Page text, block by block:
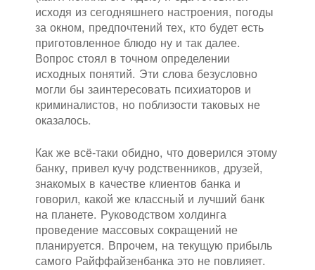
исходя из сегодняшнего настроения, погоды
за окном, предпочтений тех, кто будет есть
приготовленное блюдо ну и так далее.
Вопрос стоял в точном определении
исходных понятий. Эти слова безусловно
могли бы заинтересовать психиаторов и
криминалистов, но поблизости таковых не
оказалось.
Как же всё-таки обидно, что доверился этому
банку, привел кучу родственников, друзей,
знакомых в качестве клиентов банка и
говорил, какой же классный и лучший банк
на планете. Руководством холдинга
проведение массовых сокращений не
планируется. Впрочем, на текущую прибыль
самого Райффайзенбанка это не повлияет.